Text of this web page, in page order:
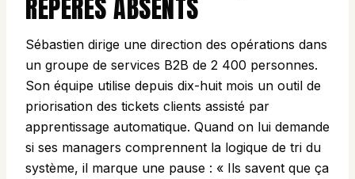
REPÈRES ABSENTS
Sébastien dirige une direction des opérations dans
un groupe de services B2B de 2 400 personnes.
Son équipe utilise depuis dix-huit mois un outil de
priorisation des tickets clients assisté par
apprentissage automatique. Quand on lui demande
si ses managers comprennent la logique de tri du
système, il marque une pause : « Ils savent que ça